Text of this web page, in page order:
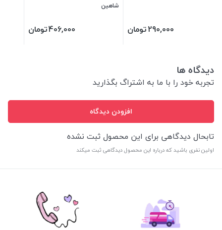
290,000تومان
شاهین
406,000تومان
دیدگاه ها
تجربه خود را با ما به اشتراگ بگذارید
افزودن دیدگاه
تابحال دیدگاهی برای این محصول ثبت نشده
اولین نفری باشید که درباره این محصول دیدگاهی ثبت میکند